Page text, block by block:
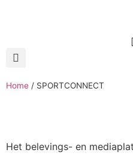
Home / SPORTCONNECT
Het belevings- en